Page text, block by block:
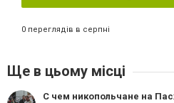
0 переглядів в серпні
Ще в цьому місці
C чем никопольчане на